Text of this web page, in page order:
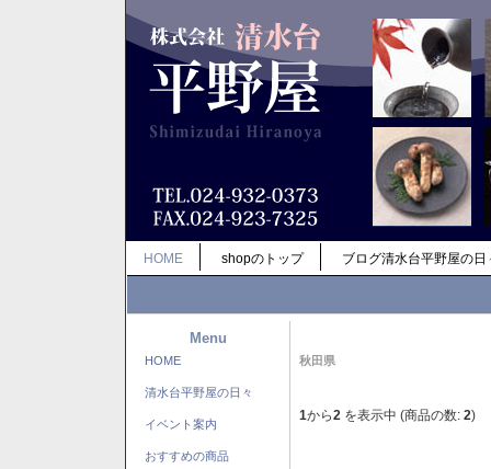
HOME shopのトップ ブログ清水台平野屋の日
Menu
HOME
清水台平野屋の日々
イベント案内
おすすめの商品
秋田県
1から2 を表示中 (商品の数: 2)